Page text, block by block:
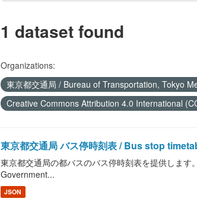
1 dataset found
Organizations:
東京都交通局 / Bureau of Transportation, Tokyo
Creative Commons Attribution 4.0 International
東京都交通局 バス停時刻表 / Bus stop
東京都交通局の都バスのバス停時刻表を提供しま
Government...
JSON